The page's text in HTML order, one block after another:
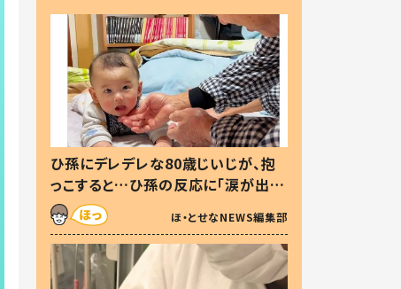
ひ孫にデレデレな80歳じいじが、抱
っこすると…ひ孫の反応に「涙が出ま
した」「可愛くて仕方ない」
ほ・とせなNEWS編集部